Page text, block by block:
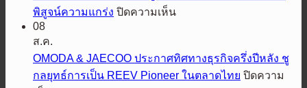
ลุย
เต็ม
พิกัด
ร่วม
ฉลอง
พิสูจน์ความแกร่ง ปิดความเห็นบน
Thailand
ส่ง
08
ส.ค.
OMODA & JAECOO ประกาศทิศทางธุรกิจครึ่งปีหลัง ชู
กลยุทธ์การเป็น REEV Pioneer ในตลาดไทย ปิดความ